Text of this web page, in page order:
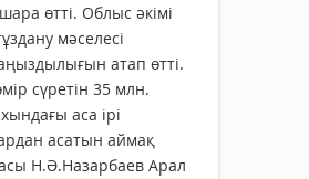
өтті. Облыс әкімі
мәселесі
атап өтті.
сүретін 35 млн.
аса ірі
асатын аймақ
Н.Ә.Назарбаев Арал